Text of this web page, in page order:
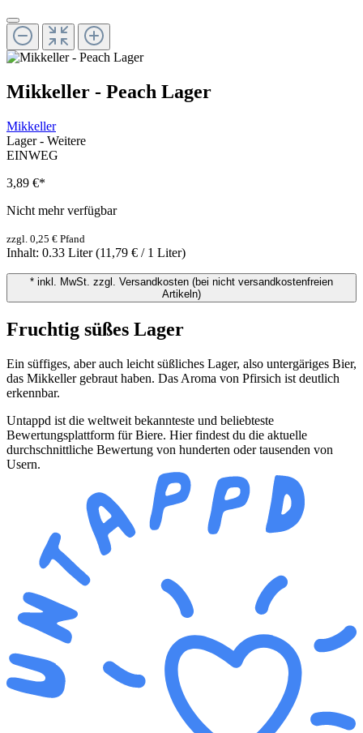
Mikkeller - Peach Lager
Mikkeller
Lager - Weitere
EINWEG
3,89 €*
Nicht mehr verfügbar
zzgl. 0,25 € Pfand
Inhalt: 0.33 Liter(11,79 € / 1 Liter)
* inkl. MwSt. zzgl. Versandkosten (bei nicht versandkostenfreien
Artikeln)
Fruchtig süßes Lager
Ein süffiges, aber auch leicht süßliches Lager, also untergäriges Bier,
das Mikkeller gebraut haben. Das Aroma von Pfirsich ist deutlich
erkennbar.
Untappd ist die weltweit bekannteste und beliebteste
Bewertungsplattform für Biere. Hier findest du die aktuelle
durchschnittliche Bewertung von hunderten oder tausenden von
Usern.